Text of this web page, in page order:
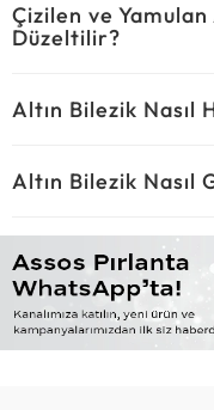
Çizilen ve Yamulan
Düzeltilir?
Altın Bilezik Nasıl
Altın Bilezik Nasıl